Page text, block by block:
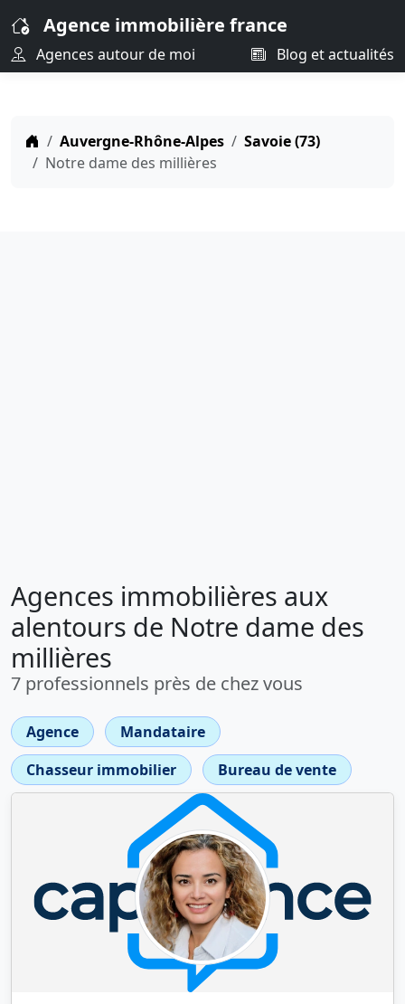
Agence immobilière france
Agences autour de moi Blog et actualités
Auvergne-Rhône-Alpes
Savoie (73)
Notre dame des millières
Agences immobilières aux
alentours de Notre dame des
millières
7 professionnels près de chez vous
Agence
Mandataire
Chasseur immobilier
Bureau de vente